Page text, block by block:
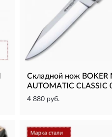
Складной нож BOKER
AUTOMATIC CLASSIC
4 880 руб.